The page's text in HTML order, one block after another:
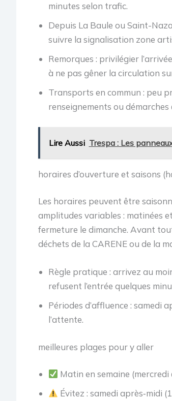
minutes selon trafic.
Depuis La Baule ou Saint-
suivre la signalisation zone
Remorques : privilégier
à ne pas gêner la circulation
Transports en commun : peu
renseignements ou
Lire Aussi Trespa : Les
horaires d’ouverture et saisons
Les horaires peuvent être
amplitudes variables : matinées
fermeture le dimanche. Avant
déchets de la CARENE ou de la
Règle pratique : arrivez au
refusent l’entrée quelques
Périodes d’affluence : samedi
l’attente.
meilleures plages pour y aller
Matin en semaine (mercredi
Évitez : samedi après‑midi